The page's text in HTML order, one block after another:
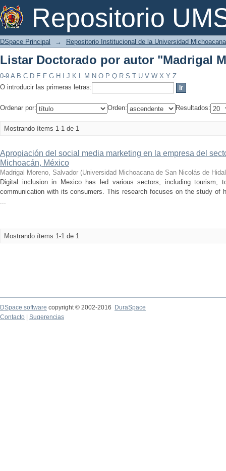
Repositorio
Listar Doctorado por autor "Madrigal
DSpace Principal → Repositorio Institucional de la Universidad
Listar Doctorado por autor "Madrigal
0-9 A B C D E F G H J K L M N O P Q R S T U V W X Y Z
O introducir las primeras letras:
Ordenar por: Orden: Resultados:
Mostrando ítems 1-1 de 1
Apropiación del social media marketing en la empresa del
Michoacán, México
Madrigal Moreno, Salvador (Universidad Michoacana de San Nicolás de
Digital inclusion in Mexico has led various sectors, including tourism,
communication with its consumers. This research focuses on the study of
...
Mostrando ítems 1-1 de 1
DSpace software copyright © 2002-2016
DuraSpace
Contacto
Sugerencias